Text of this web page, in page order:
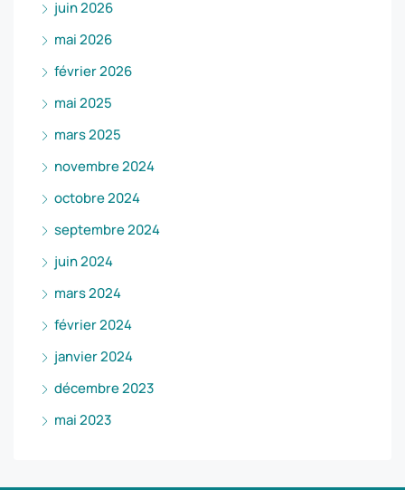
juin 2026
mai 2026
février 2026
mai 2025
mars 2025
novembre 2024
octobre 2024
septembre 2024
juin 2024
mars 2024
février 2024
janvier 2024
décembre 2023
mai 2023